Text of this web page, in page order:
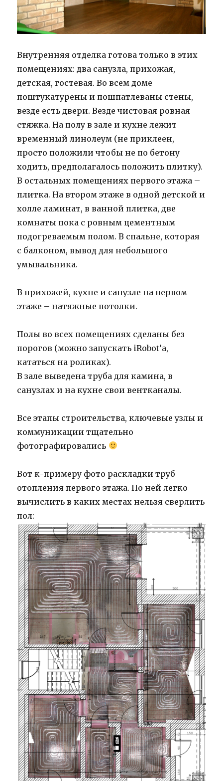
Внутренняя отделка готова только в этих
помещениях: два санузла, прихожая,
детская, гостевая. Во всем доме
поштукатурены и пошпатлеваны стены,
везде есть двери. Везде чистовая ровная
стяжка. На полу в зале и кухне лежит
временный линолеум (не приклеен,
просто положили чтобы не по бетону
ходить, предполагалось положить плитку).
В остальных помещениях первого этажа –
плитка. На втором этаже в одной детской и
холле ламинат, в ванной плитка, две
комнаты пока с ровным цементным
подогреваемым полом. В спальне, которая
с балконом, вывод для небольшого
умывальника.
В прихожей, кухне и санузле на первом
этаже – натяжные потолки.
Полы во всех помещениях сделаны без
порогов (можно запускать iRobot’а,
кататься на роликах).
В зале выведена труба для камина, в
санузлах и на кухне свои вентканалы.
Все этапы строительства, ключевые узлы и
коммуникации тщательно
фотографировались
Вот к-примеру фото раскладки труб
отопления первого этажа. По ней легко
вычислить в каких местах нельзя сверлить
пол: